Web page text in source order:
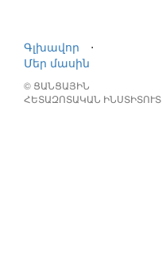
Գլխավոր
⋅
Մեր մասին
© ՑԱՆՑԱՅԻՆ
ՀԵՏԱԶՈՏԱԿԱՆ ԻՆՍՏԻՏՈՒՏ